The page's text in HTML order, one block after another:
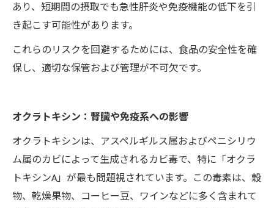
あり、短期間の摂取でも急性肝炎や免疫機能の低下を引
き起こす可能性があります。
これらのリスクを回避するためには、食品の安全性を確
保し、適切な保管および管理が不可欠です。
オクラトキシン：腎臓や免疫系への影響
オクラトキシンは、アスペルギルス属およびペニシリウ
ム属のカビによって生成されるカビ毒で、特に「オクラ
トキシンA」が最も問題視されています。この毒素は、穀
物、乾燥果物、コーヒー豆、ワインなどに多く含まれて